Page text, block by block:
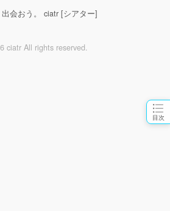
目次
会おう。 ciatr [シアター]
ciatr All rights reserved.